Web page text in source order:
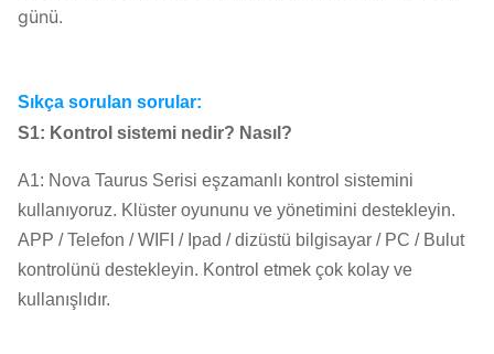
günü.
Sıkça sorulan sorular:
S1: Kontrol sistemi nedir? Nasıl?
A1: Nova Taurus Serisi eşzamanlı kontrol sistemini
kullanıyoruz. Klüster oyununu ve yönetimini destekleyin.
APP / Telefon / WIFI / Ipad / dizüstü bilgisayar / PC / Bulut
kontrolünü destekleyin. Kontrol etmek çok kolay ve
kullanışlıdır.